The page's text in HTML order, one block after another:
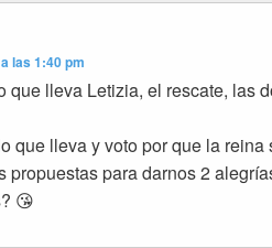
las 1:40 pm
que lleva Letizia, el rescate, las
que lleva y voto por que la reina
propuestas para darnos 2
😘